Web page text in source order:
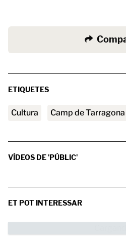
ETIQUETES
Cultura Camp de Tarragona
VÍDEOS DE 'PÚBLIC'
ET POT INTERESSAR